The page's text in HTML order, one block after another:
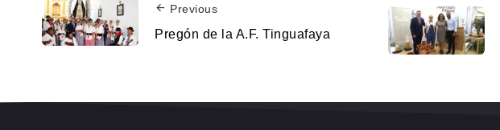
Previous
Pregón de la A.F. Tinguafaya